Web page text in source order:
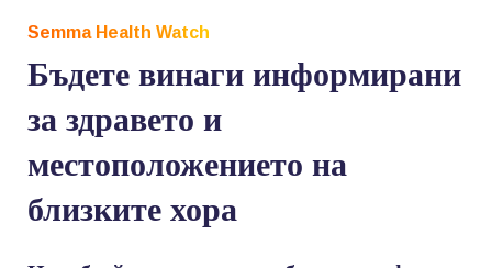
Semma Health Watch
Бъдете винаги информирани
за здравето и
местоположението на
близките хора